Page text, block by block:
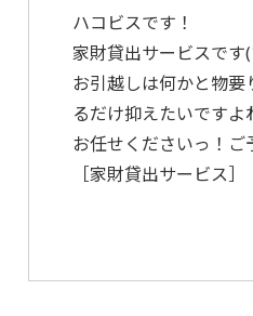
ハコビスです！
家財貸出サービスです
お引越しは何かと物
るだけ抑えたいですよ
お任せくださいっ！
［家財貸出サービス］